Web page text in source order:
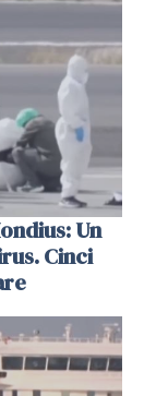
Un
Cinci